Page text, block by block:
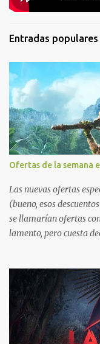
Entradas populares
Ofertas de la semana
Las nuevas ofertas
(bueno, esos
se llamarían ofertas
lamento, pero cuesta
jugarlos y mantener
Xbox, y tenemos un
necesitas una mano
o en vídeo para que se
hacer compras en